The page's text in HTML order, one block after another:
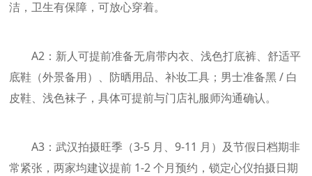
洁，卫生有保障，可放心穿着。
A2：新人可提前准备无肩带内衣、浅色打底裤、舒适平
底鞋（外景备用）、防晒用品、补妆工具；男士准备黑 / 白
皮鞋、浅色袜子，具体可提前与门店礼服师沟通确认。
A3：武汉拍摄旺季（3-5 月、9-11 月）及节假日档期非
常紧张，两家均建议提前 1-2 个月预约，锁定心仪拍摄日期